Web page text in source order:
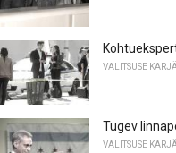
VALITSUSE
Tugev
VALITSUSE